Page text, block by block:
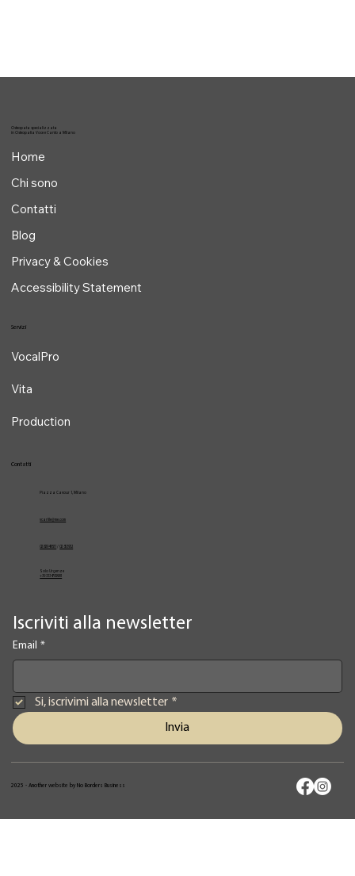
Iscriviti alla newsletter
Email *
Si, iscrivimi alla newsletter *
Invia
Osteopata specializzata
in Osteopatia Voce e Canto a Milano
Home
Chi sono
Contatti
Blog
Privacy & Cookies
Accessibility Statement
Contatti
Piazza Cavour 1, Milano
vcarlile@me.com
02 82948631 / 02 653952
Solo Urgenze
+39 3334709981
Servizi
VocalPro
Vita
Production
2025 - Another website by No Borders Business